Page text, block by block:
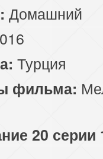
Домашний
Турция
фильма:
20 серии